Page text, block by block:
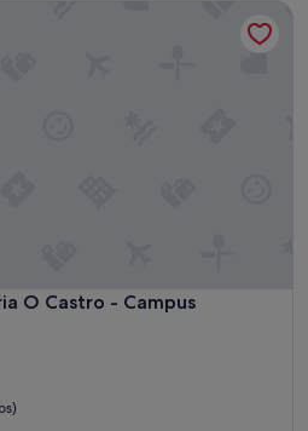
O Castro - Campus
Castro - Campus
Castro - Campus